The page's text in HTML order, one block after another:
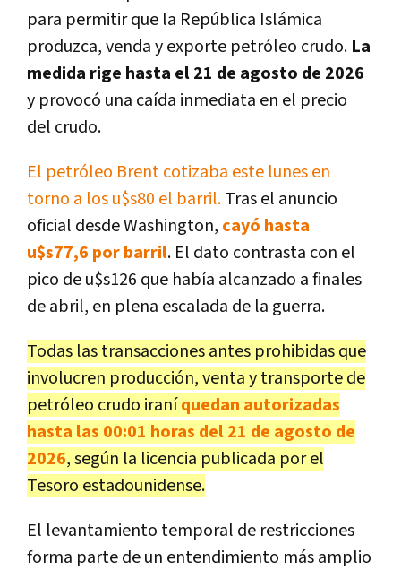
para permitir que la República Islámica
produzca, venda y exporte petróleo crudo. La
medida rige hasta el 21 de agosto de 2026
y provocó una caída inmediata en el precio
del crudo.
El petróleo Brent cotizaba este lunes en
torno a los u$s80 el barril.Tras el anuncio
oficial desde Washington, cayó hasta
u$s77,6 por barril. El dato contrasta con el
pico de u$s126 que había alcanzado a finales
de abril, en plena escalada de la guerra.
Todas las transacciones antes prohibidas que
involucren producción, venta y transporte de
petróleo crudo iraníquedan autorizadas
hasta las 00:01 horas del 21 de agosto de
2026, según la licencia publicada por el
Tesoro estadounidense.
El levantamiento temporal de restricciones
forma parte de un entendimiento más amplio